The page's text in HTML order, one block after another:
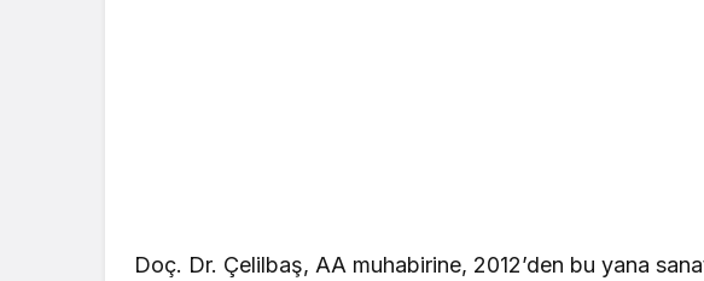
Doç. Dr. Çelilbaş, AA muhabirine, 2012’den bu yana